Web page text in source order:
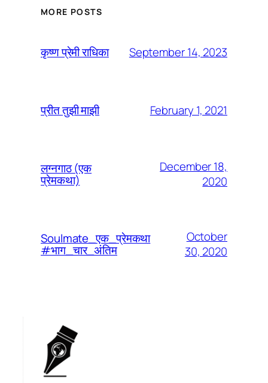
MORE POSTS
कृष्ण प्रेमी राधिका September 14, 2023
प्रीत तुझी माझी February 1, 2021
लग्नगाठ (एक
प्रेमकथा)
December 18,
2020
Soulmate_एक_प्रेमकथा
#भाग_चार_अंतिम
October
30, 2020